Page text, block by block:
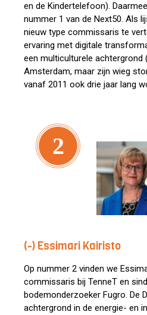
en de Kindertelefoon).
nummer 1 van de Next50. Als
nieuw type commissaris te
ervaring met digitale
een multiculturele achtergrond
Amsterdam, maar zijn wieg
vanaf 2011 ook drie jaar lang
2
(-) Essimari Kairisto
Op nummer 2 vinden we
commissaris bij TenneT en
bodemonderzoeker Fugro. De
achtergrond in de energie- en